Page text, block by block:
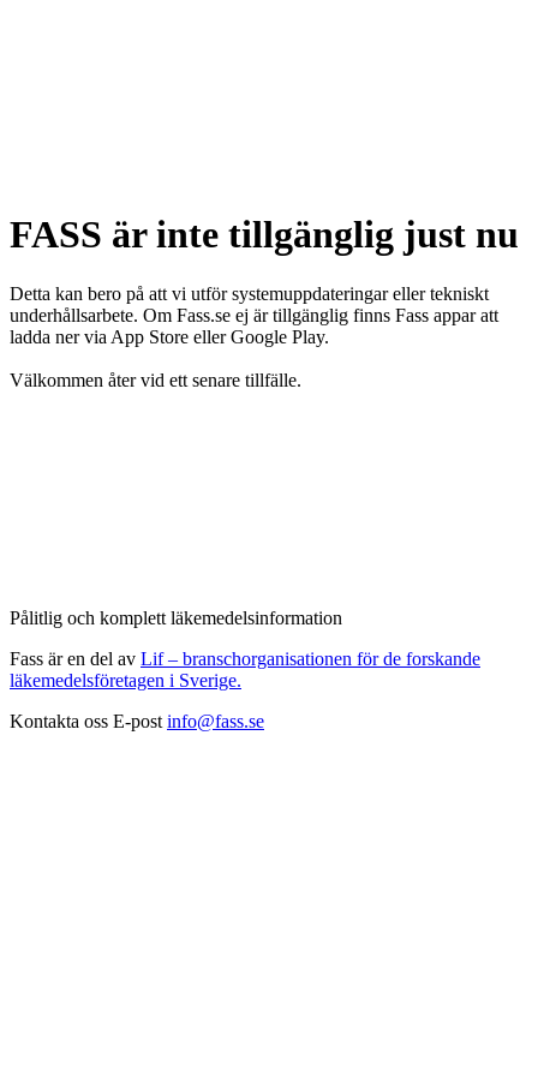
FASS är inte tillgänglig just nu
Detta kan bero på att vi utför systemuppdateringar eller tekniskt
underhållsarbete. Om Fass.se ej är tillgänglig finns Fass appar att
ladda ner via App Store eller Google Play.
Välkommen åter vid ett senare tillfälle.
Pålitlig och komplett läkemedelsinformation
Fass är en del av Lif – branschorganisationen för de forskande
läkemedelsföretagen i Sverige.
Kontakta oss E-post info@fass.se